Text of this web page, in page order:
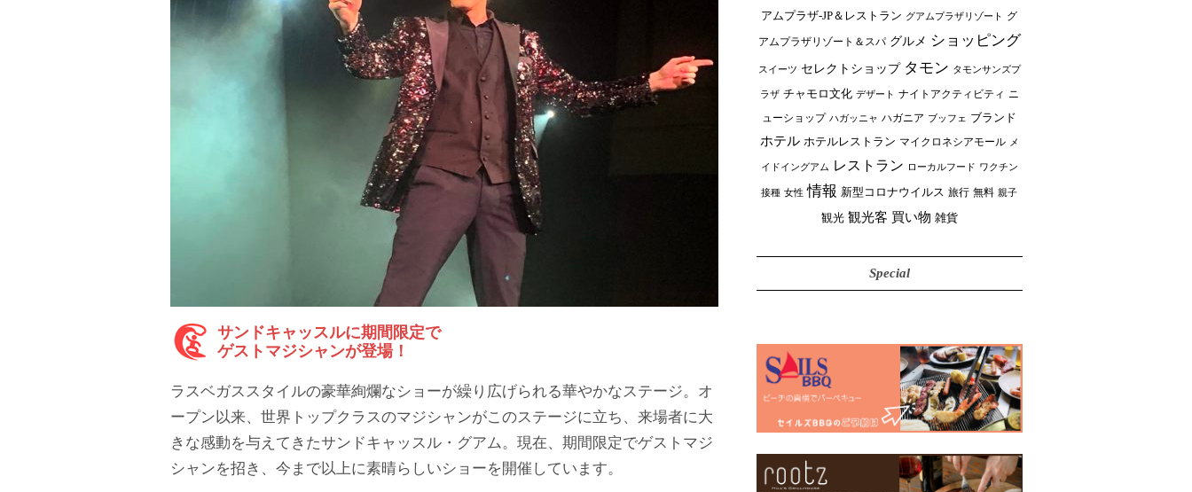
サンドキャッスルに期間限定で
ゲストマジシャンが登場！
ラスベガススタイルの豪華絢爛なショーが繰り広げられる華やかなステージ。オ
ープン以来、世界トップクラスのマジシャンがこのステージに立ち、来場者に大
きな感動を与えてきたサンドキャッスル・グアム。現在、期間限定でゲストマジ
シャンを招き、今まで以上に素晴らしいショーを開催しています。
アムプラザ-JP＆レストラン グアムプラザリゾート グ
アムプラザリゾート＆スパ グルメ ショッピング
スイーツ セレクトショップ タモン タモンサンズプ
ラザ チャモロ文化 デザート ナイトアクティビティ ニ
ューショップ ハガッニャ ハガニア ブッフェ ブランド
ホテル ホテルレストラン マイクロネシアモール メ
イドイングアム レストラン ローカルフード ワクチン
接種 女性 情報 新型コロナウイルス 旅行 無料 親子
観光 観光客 買い物 雑貨
Special